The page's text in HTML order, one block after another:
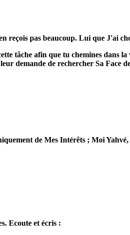
reçois pas beaucoup. Lui que J'ai
tâche afin que tu chemines dans
demande de rechercher Sa Face
de Mes Intérêts ; Moi
Ecoute et écris :